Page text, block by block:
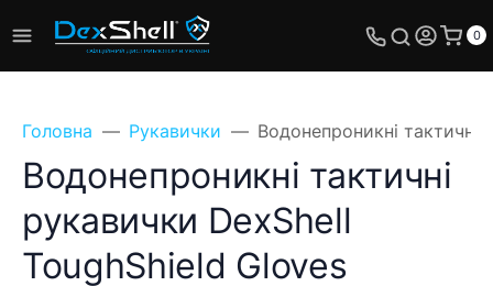
0
Головна Рукавички Водонепроникні
Водонепроникні тактичні
рукавички DexShell
ToughShield Gloves